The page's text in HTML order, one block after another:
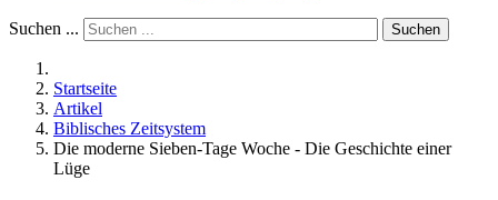
Suchen ... Suchen
Startseite
Artikel
Biblisches Zeitsystem
Die moderne Sieben-Tage Woche - Die Geschichte einer
Lüge